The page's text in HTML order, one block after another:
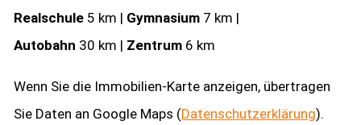
Realschule 5 km | Gymnasium 7 km |
Autobahn 30 km | Zentrum 6 km
Wenn Sie die Immobilien-Karte anzeigen, übertragen
Sie Daten an Google Maps (Datenschutzerklärung).